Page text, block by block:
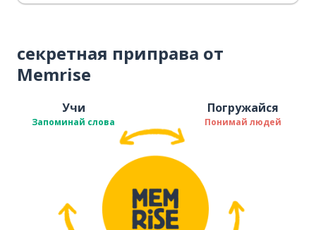
секретная приправа от
Memrise
Учи
Запоминай слова
Погружайся
Понимай людей